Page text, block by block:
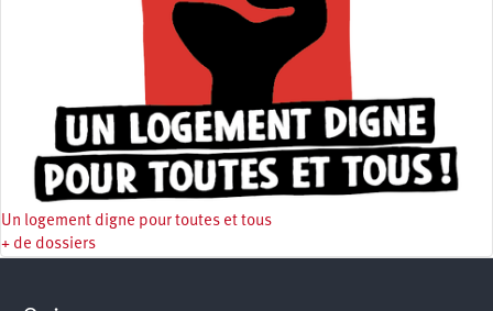
Un logement digne pour toutes et tous
+ de dossiers